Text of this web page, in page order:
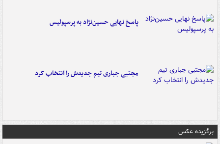
پاسخ نهایی حسین‌نژاد به پرسپولیس
مجتبی جباری تیم جدیدش را انتخاب کرد
برگزیده عکس